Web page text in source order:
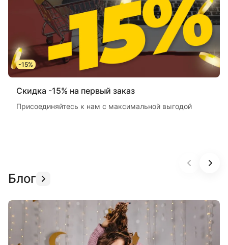
-15%
Скидка -15% на первый заказ
Присоединяйтесь к нам с максимальной выгодой
Блог